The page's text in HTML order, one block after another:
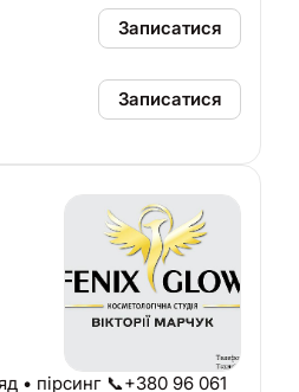
Записатися
Записатися